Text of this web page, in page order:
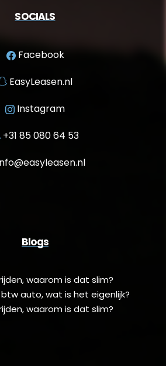
SOCIALS
Facebook
EasyLeasen.nl
Instagram
+31 85 080 64 53
Blogs
waarom is dat slim?
auto, wat is het eigenlijk?
waarom is dat slim?